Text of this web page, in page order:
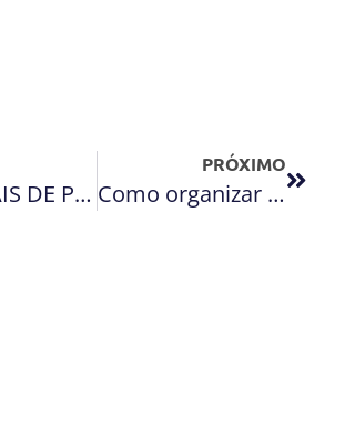
TERMINAIS DE PAGAMENTO: COMO ARMAZENÁ-LOS?
PRÓXIMO
Como organizar as contas da sua empresa?